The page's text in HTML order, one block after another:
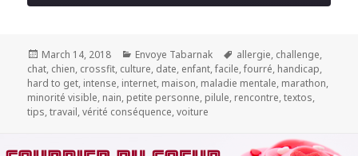
RSS FEED
LINK
EMBED
Posted
on
March 14, 2018 Categories
Envoye Tabarnak Tags
allergie, challenge,
chat, chien, crossfit, culture, date, enfant,facile,fourré, handicap,
hard to get, intense, internet, maison, maladie mentale, marathon,
minorité visible, nain, petite personne, pilule, rencontre,textos,
tips,travail,vérité conséquence,voiture